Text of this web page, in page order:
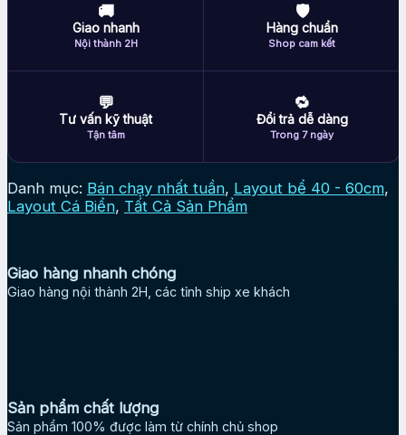
ROYALAQUA
lượng
🚚
Giao nhanh
Nội thành 2H
🛡
Hàng chuẩn
Shop cam kết
💬
Tư vấn kỹ thuật
Tận tâm
🔁
Đổi trả dễ dàng
Trong 7 ngày
Danh mục: Bán chạy nhất tuần, Layout bể 40 - 60cm,
Layout Cá Biển, Tất Cả Sản Phẩm
Giao hàng nhanh chóng
Giao hàng nội thành 2H, các tỉnh ship xe khách
Sản phẩm chất lượng
Sản phẩm 100% được làm từ chính chủ shop